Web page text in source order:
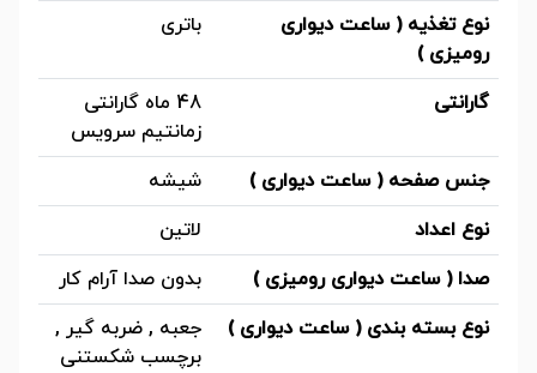
نوع تغذیه ( ساعت دیواری
رومیزی )
باتری
گارانتی
48 ماه گارانتی
زمانتیم سرویس
جنس صفحه ( ساعت دیواری )
شیشه
نوع اعداد
لاتین
صدا ( ساعت دیواری رومیزی )
بدون صدا آرام کار
نوع بسته بندی ( ساعت دیواری )
جعبه , ضربه گیر ,
برچسب شکستنی